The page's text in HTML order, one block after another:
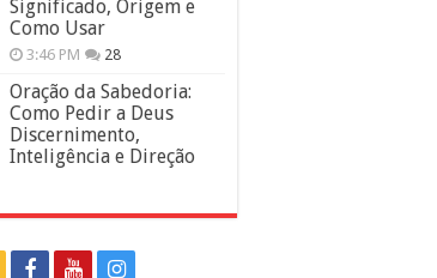
Significado, Origem e
Como Usar
3:46 PM 28
Oração da Sabedoria:
Como Pedir a Deus
Discernimento,
Inteligência e Direção